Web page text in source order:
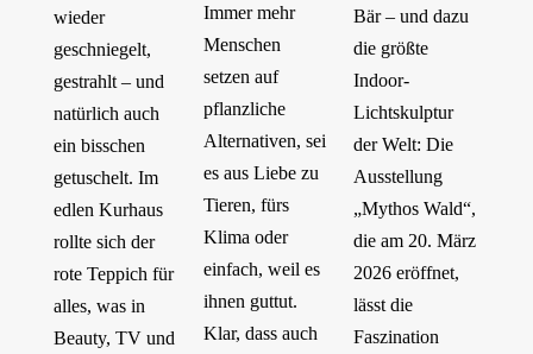
wieder
geschniegelt,
gestrahlt – und
natürlich auch
ein bisschen
getuschelt. Im
edlen Kurhaus
rollte sich der
rote Teppich für
alles, was in
Beauty, TV und
Immer mehr
Menschen
setzen auf
pflanzliche
Alternativen, sei
es aus Liebe zu
Tieren, fürs
Klima oder
einfach, weil es
ihnen guttut.
Klar, dass auch
Bär – und dazu
die größte
Indoor-
Lichtskulptur
der Welt: Die
Ausstellung
„Mythos Wald“,
die am 20. März
2026 eröffnet,
lässt die
Faszination